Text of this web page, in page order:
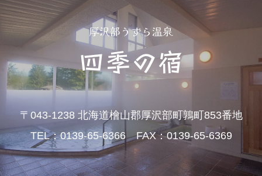
厚沢部うずら温泉
四季の宿
〒043-1238 北海道檜山郡厚沢部町鶉町853番地
TEL：0139-65-6366 FAX：0139-65-6369